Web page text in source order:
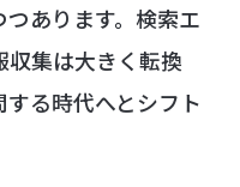
あります。検索エ
収集は大きく転換
る時代へとシフト